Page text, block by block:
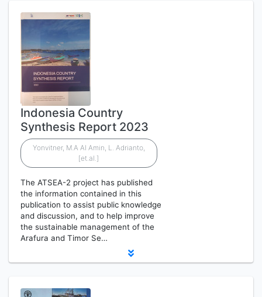
Indonesia Country
Synthesis Report 2023
Yonvitner, M.A Al Amin, L. Adrianto,
[et.al.]
The ATSEA-2 project has published
the information contained in this
publication to assist public knowledge
and discussion, and to help improve
the sustainable management of the
Arafura and Timor Se…